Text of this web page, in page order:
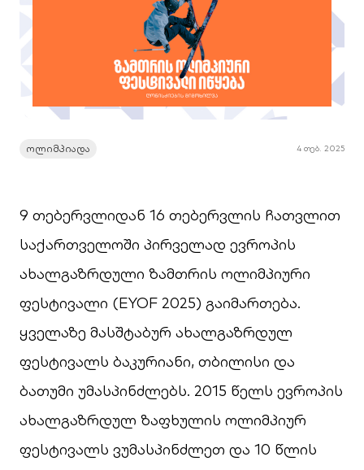
ოლიმპიადა 4 თებ. 2025
9 თებერვლიდან 16 თებერვლის ჩათვლით
საქართველოში პირველად ევროპის
ახალგაზრდული ზამთრის ოლიმპიური
ფესტივალი (EYOF 2025) გაიმართება.
ყველაზე მასშტაბურ ახალგაზრდულ
ფესტივალს ბაკურიანი, თბილისი და
ბათუმი უმასპინძლებს. 2015 წელს ევროპის
ახალგაზრდულ ზაფხულის ოლიმპიურ
ფესტივალს ვუმასპინძლეთ და 10 წლის